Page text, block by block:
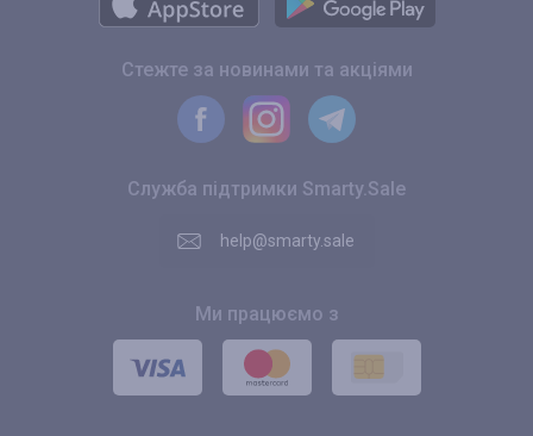
Стежте за новинами та акціями
Служба підтримки Smarty.Sale
help@smarty.sale
Ми працюємо з